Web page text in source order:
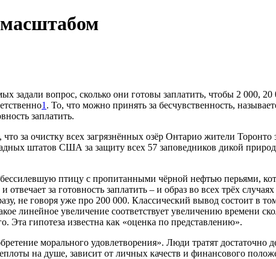
задали вопрос, сколько они готовы заплатить, чтобы 2 000,
1 . То, что можно принять за бесчувственность,
заплатить.
за очистку всех загрязнённых озёр Онтарио жители
штатов США за защиту всех 57 заповедников дикой
птицу с пропитанными чёрной нефтью перьями,
отвечает за готовность заплатить – и образ во всех трёх
не говоря уже про 200 000. Классический вывод состоит в
линейное увеличение соответствует увеличению времени
Эта гипотеза известна как «оценка по представлению».
морального удовлетворения». Люди тратят
на душе, зависит от личных качеств и финансового